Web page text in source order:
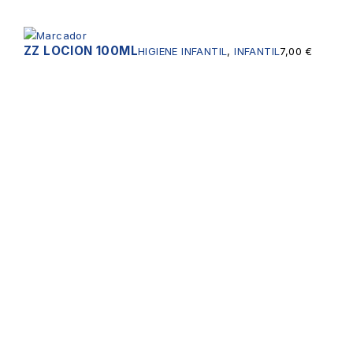
ZZ LOCION 100MLHIGIENE INFANTIL ,INFANTIL 7,00€